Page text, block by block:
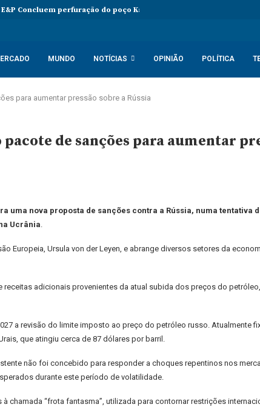
E&P Concluem perfuração do poço Katambi-2 do bloco 24 PIB
MUNDO NOTÍCIAS OPINIÃO POLÍTICA
para aumentar pressão sobre a Rússia
de sanções para aumentar
uma nova proposta de sanções contra a Rússia, numa
Ucrânia.
Europeia, Ursula von der Leyen, e abrange diversos setores da
receitas adicionais provenientes da atual subida dos preços do
a revisão do limite imposto ao preço do petróleo russo. Atualmente
que atingiu cerca de 87 dólares por barril.
não foi concebido para responder a choques repentinos nos
durante este período de volatilidade.
chamada “frota fantasma”, utilizada para contornar restrições